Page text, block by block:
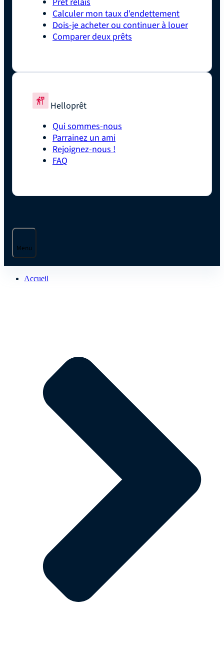
Calculer mon taux d'endettement
Dois-je acheter ou continuer à louer
Comparer deux prêts
Helloprêt
Qui sommes-nous
Parrainez un ami
Rejoignez-nous !
FAQ
Menu
Accueil